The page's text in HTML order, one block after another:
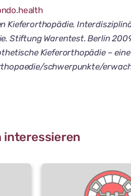
Kieferorthopädie.
Stiftung Warentest. Berlin
Kieferorthopädie –
schwerpunkte/
interessieren